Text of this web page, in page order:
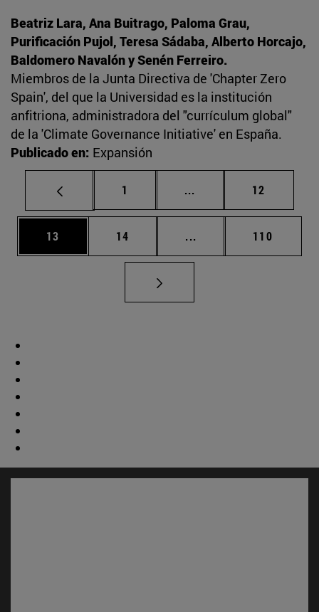
Beatriz Lara, Ana Buitrago, Paloma Grau,
Purificación Pujol, Teresa Sádaba, Alberto Horcajo,
Baldomero Navalón y Senén Ferreiro.
Miembros de la Junta Directiva de 'Chapter Zero
Spain', del que la Universidad es la institución
anfitriona, administradora del "currículum global"
de la 'Climate Governance Initiative' en España.
Publicado en: Expansión
Página
1 ... Páginas intermedias
Página
12
Página
13 Página
14 ... Páginas intermedias
Página
110